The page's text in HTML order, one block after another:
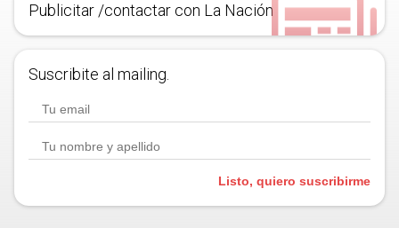
Publicitar /contactar con La Nación
Suscribite al mailing.
Listo, quiero suscribirme